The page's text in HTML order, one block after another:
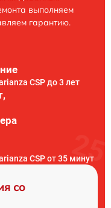
выполняем
гарантию.
CSP до 3 лет
CSP от 35 минут
со